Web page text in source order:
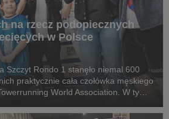
na rzecz podopiecznych
w Polsce
Szczyt Rondo 1 stanęło niemal 600
praktycznie cała czołówka męskiego
World Association. W tym
Stowarzysz...